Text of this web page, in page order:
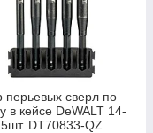
перьевых сверл по
в кейсе DeWALT 14-
DT70833-QZ